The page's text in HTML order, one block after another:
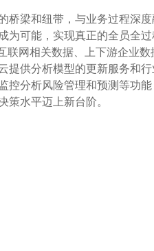
梁和纽带，与业务过程深
可能，实现真正的全员全过
网相关数据、上下游企业
提供分析模型的更新服务和
控分析风险管理和预测等功
水平迈上新台阶。